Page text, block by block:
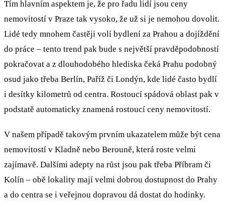
Tím hlavním aspektem je, že pro řadu lidí jsou ceny
nemovitostí v Praze tak vysoko, že už si je nemohou dovolit.
Lidé tedy mnohem častěji volí bydlení za Prahou a dojíždění
do práce – tento trend pak bude s největší pravděpodobností
pokračovat a z dlouhodobého hlediska čeká Prahu podobný
osud jako třeba Berlín, Paříž či Londýn, kde lidé často bydlí
i desítky kilometrů od centra. Rostoucí spádová oblast pak v
podstatě automaticky znamená rostoucí ceny nemovitostí.
V našem případě takovým prvním ukazatelem může být cena
nemovitostí v Kladně nebo Berouně, která roste velmi
zajímavě. Dalšími adepty na růst jsou pak třeba Příbram či
Kolín – obě lokality mají velmi dobrou dostupnost do Prahy
a do centra se i veřejnou dopravou dá dostat do hodinky.